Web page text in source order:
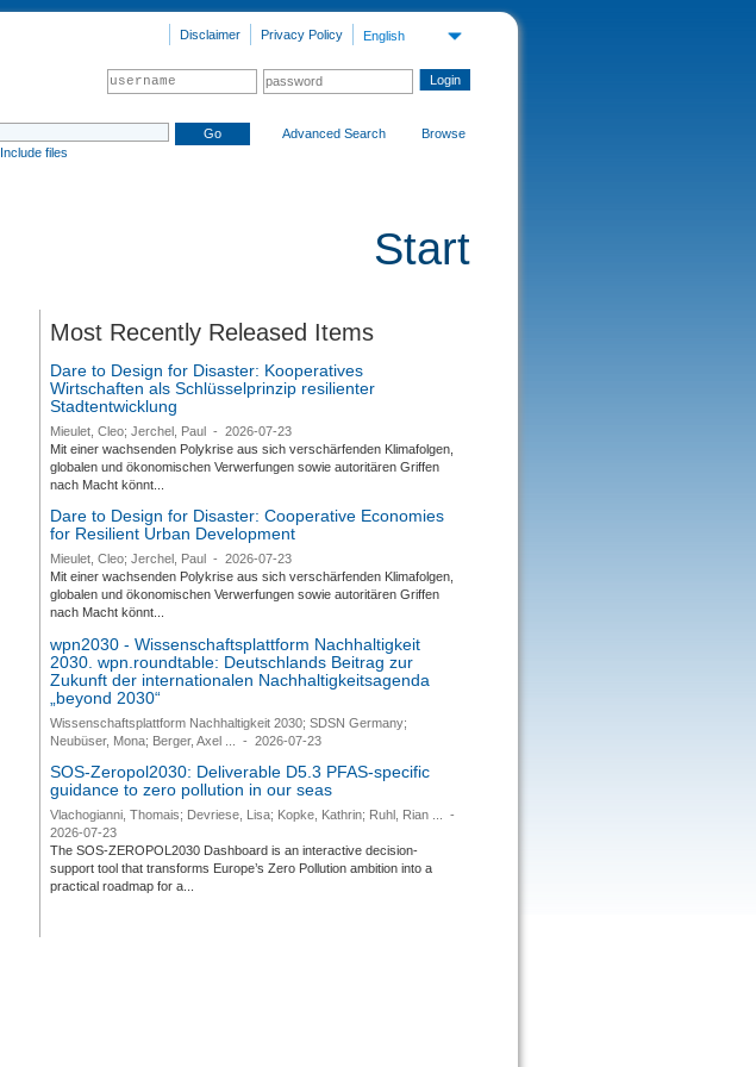
English
Privacy Policy
Disclaimer
Include files
Advanced Search Browse
Start
Most Recently Released Items
Dare to Design for Disaster: Kooperatives
Wirtschaften als Schlüsselprinzip resilienter
Stadtentwicklung
Mieulet, Cleo; Jerchel, Paul -
2026-07-23
Mit einer wachsenden Polykrise aus sich verschärfenden Klimafolgen,
globalen und ökonomischen Verwerfungen sowie autoritären Griffen
nach Macht könnt...
Dare to Design for Disaster: Cooperative Economies
for Resilient Urban Development
Mieulet, Cleo; Jerchel, Paul -
2026-07-23
Mit einer wachsenden Polykrise aus sich verschärfenden Klimafolgen,
globalen und ökonomischen Verwerfungen sowie autoritären Griffen
nach Macht könnt...
wpn2030 - Wissenschaftsplattform Nachhaltigkeit
2030. wpn.roundtable: Deutschlands Beitrag zur
Zukunft der internationalen Nachhaltigkeitsagenda
„beyond 2030“
Wissenschaftsplattform Nachhaltigkeit 2030; SDSN Germany;
Neubüser, Mona; Berger, Axel ...
- 2026-07-23
SOS-Zeropol2030: Deliverable D5.3 PFAS-specific
guidance to zero pollution in our seas
Vlachogianni, Thomais; Devriese, Lisa; Kopke, Kathrin; Ruhl, Rian ...
-
2026-07-23
The SOS-ZEROPOL2030 Dashboard is an interactive decision-
support tool that transforms Europe’s Zero Pollution ambition into a
practical roadmap for a...